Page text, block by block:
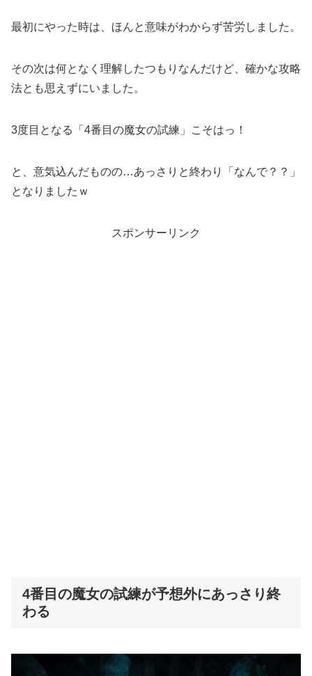
最初にやった時は、ほんと意味がわからず苦労しました。
その次は何となく理解したつもりなんだけど、確かな攻略
法とも思えずにいました。
3度目となる「4番目の魔女の試練」こそはっ！
と、意気込んだものの…あっさりと終わり「なんで？？」
となりましたｗ
スポンサーリンク
4番目の魔女の試練が予想外にあっさり終
わる